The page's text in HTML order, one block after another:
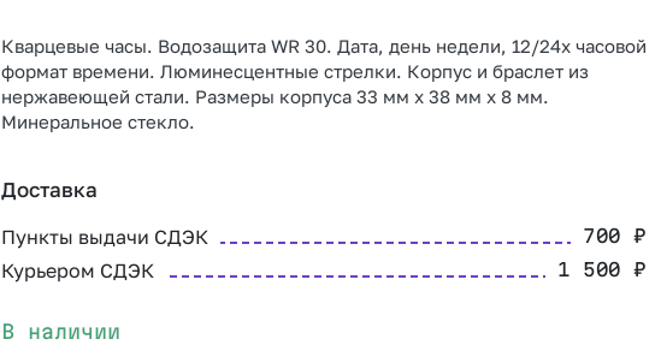
Кварцевые часы. Водозащита WR 30. Дата, день недели, 12/24х часовой
формат времени. Люминесцентные стрелки. Корпус и браслет из
нержавеющей стали. Размеры корпуса 33 мм x 38 мм x 8 мм.
Минеральное стекло.
Доставка
Пункты выдачи СДЭК 700₽
Курьером СДЭК 1 500₽
В наличии